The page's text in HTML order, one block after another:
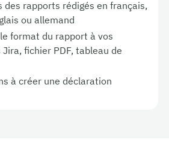
des rapports rédigés en français,
ou allemand
format du rapport à vos
fichier PDF, tableau de
à créer une déclaration